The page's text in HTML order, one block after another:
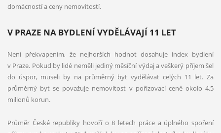
domácností a ceny nemovitostí.
V PRAZE NA BYDLENÍ VYDĚLÁVAJÍ 11 LET
Není překvapením, že nejhorších hodnot dosahuje index bydlení
v Praze. Pokud by lidé neměli jediný měsíční výdaj a veškerý příjem šel
do úspor, museli by na průměrný byt vydělávat celých 11 let. Za
průměrný byt se považuje nemovitost v pořizovací ceně okolo 4,5
milionů korun.
Průměr České republiky hovoří o 8 letech práce a úplného spoření